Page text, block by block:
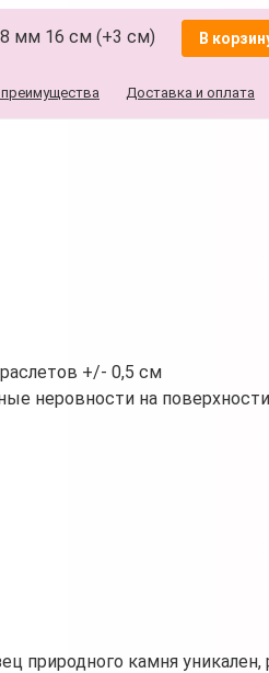
8 мм 16 см (+3 см) В
Доставка и оплата
+/- 0,5 см
неровности на
природного камня